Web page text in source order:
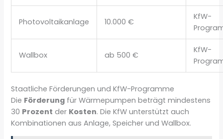
Photovoltaikanlage 10.000 €
KfW-
Wallbox ab 500 €
KfW-
Staatliche Förderungen und KfW-Programme
Die Förderung für Wärmepumpen beträgt mindestens
30 Prozent der Kosten. Die KfW unterstützt auch
Kombinationen aus Anlage, Speicher und Wallbox.